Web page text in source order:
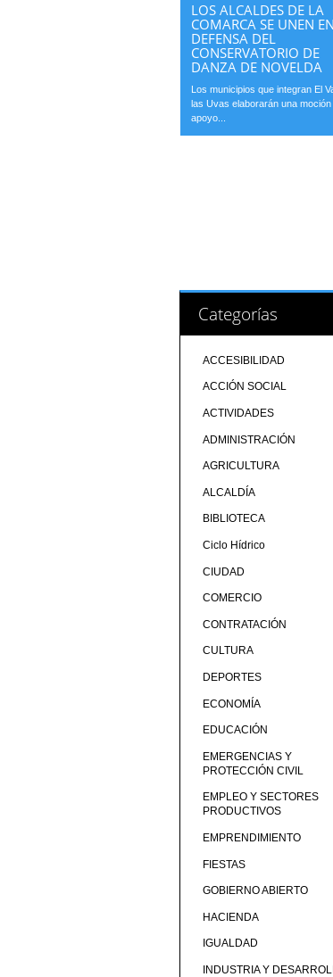
LOS ALCALDES DE LA
COMARCA SE UNEN EN
DEFENSA DEL
CONSERVATORIO DE
DANZA DE NOVELDA
Los municipios que integran El
las Uvas elaborarán una moción
apoyo...
Categorías
ACCESIBILIDAD
ACCIÓN SOCIAL
ACTIVIDADES
ADMINISTRACIÓN
AGRICULTURA
ALCALDÍA
BIBLIOTECA
Ciclo Hídrico
CIUDAD
COMERCIO
CONTRATACIÓN
CULTURA
DEPORTES
ECONOMÍA
EDUCACIÓN
EMERGENCIAS Y
PROTECCIÓN CIVIL
EMPLEO Y SECTORES
PRODUCTIVOS
EMPRENDIMIENTO
FIESTAS
GOBIERNO ABIERTO
HACIENDA
IGUALDAD
INDUSTRIA Y